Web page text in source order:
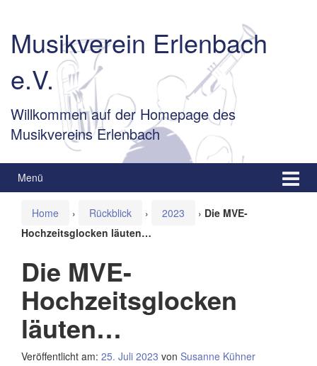
Inhalt
springen
Musikverein Erlenbach
e.V.
Willkommen auf der Homepage des
Musikvereins Erlenbach
Menü
Home › Rückblick › 2023 › Die MVE-
Hochzeitsglocken läuten…
Die MVE-
Hochzeitsglocken
läuten…
Veröffentlicht am: 25. Juli 2023 von Susanne Kühner